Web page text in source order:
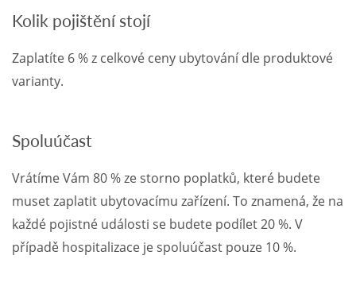
Kolik pojištění stojí
Zaplatíte 6 % z celkové ceny ubytování dle produktové
varianty.
Spoluúčast
Vrátíme Vám 80 % ze storno poplatků, které budete
muset zaplatit ubytovacímu zařízení. To znamená, že na
každé pojistné události se budete podílet 20 %. V
případě hospitalizace je spoluúčast pouze 10 %.